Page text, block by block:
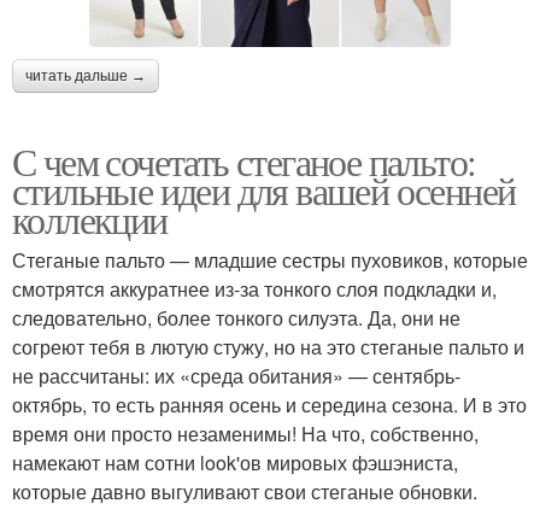
читать дальше →
С чем сочетать стеганое пальто:
стильные идеи для вашей осенней
коллекции
Стеганые пальто — младшие сестры пуховиков, которые
смотрятся аккуратнее из-за тонкого слоя подкладки и,
следовательно, более тонкого силуэта. Да, они не
согреют тебя в лютую стужу, но на это стеганые пальто и
не рассчитаны: их «среда обитания» — сентябрь-
октябрь, то есть ранняя осень и середина сезона. И в это
время они просто незаменимы! На что, собственно,
намекают нам сотни look'ов мировых фэшэниста,
которые давно выгуливают свои стеганые обновки.